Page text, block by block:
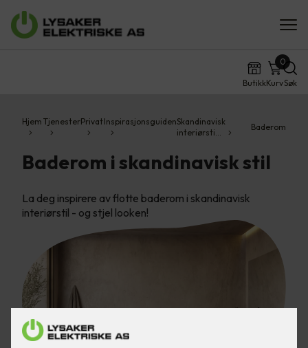
ButikkKurv
0
Søk
Hjem TjenesterPrivat InspirasjonsguidenSkandinavisk
interiørsti…
Baderom
Baderom i skandinavisk stil
La deg inspirere av flotte baderom i skandinavisk
interiørstil - og stjel looken!